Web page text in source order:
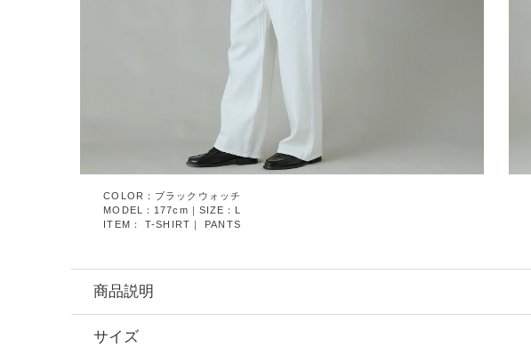
COLOR：ブラックウォッチ
MODEL：177cm｜SIZE：L
ITEM：T-SHIRT ｜ PANTS
商品説明
サイズ